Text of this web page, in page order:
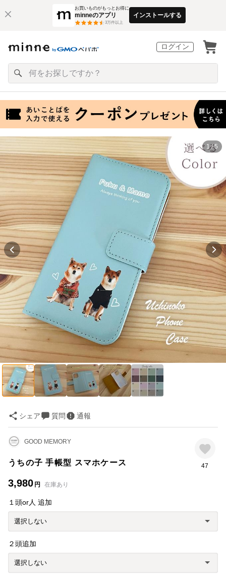
お買いものがもっとお得に
minneのアプリ
3万件以上
インストールする
ログイン
1 / 5
シェア 質問 通報
GOOD MEMORY
うちの子 手帳型 スマホケース
3,980 円 在庫あり
47
１頭or人 追加
２頭追加